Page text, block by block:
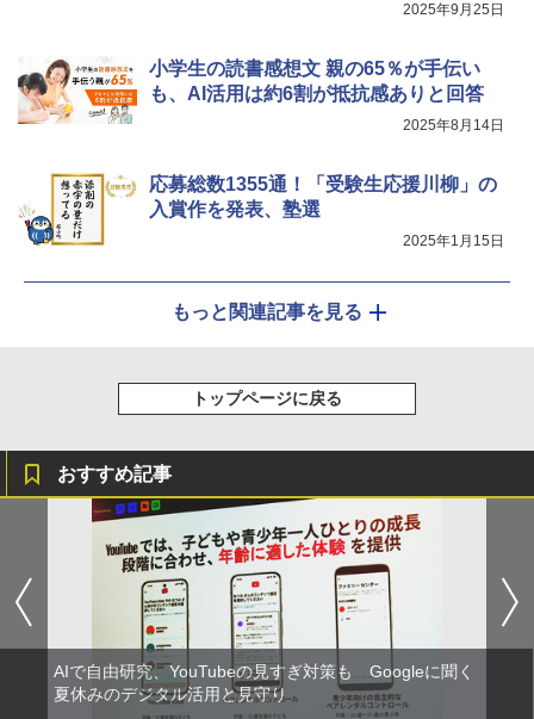
2025年9月25日
小学生の読書感想文 親の65％が手伝い
も、AI活用は約6割が抵抗感ありと回答
2025年8月14日
応募総数1355通！「受験生応援川柳」の
入賞作を発表、塾選
2025年1月15日
もっと関連記事を見る
トップページに戻る
おすすめ記事
AIで自由研究、YouTubeの見すぎ対策も Googleに聞く
夏休みのデジタル活用と見守り